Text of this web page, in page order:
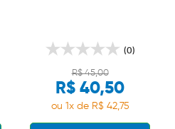
(0)
R$ 45,00
R$ 40,50
ou 1x de R$ 42,75